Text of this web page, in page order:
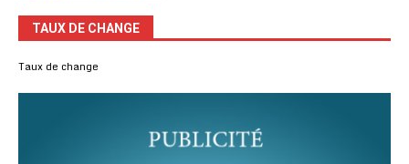
TAUX DE CHANGE
Taux de change